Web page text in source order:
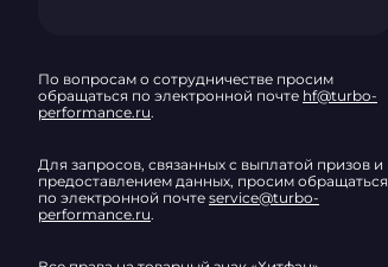
По вопросам о сотрудничестве просим
обращаться по электронной почте hf@turbo-
performance.ru.
Для запросов, связанных с выплатой призов и
предоставлением данных, просим обращаться
по электронной почте service@turbo-
performance.ru.